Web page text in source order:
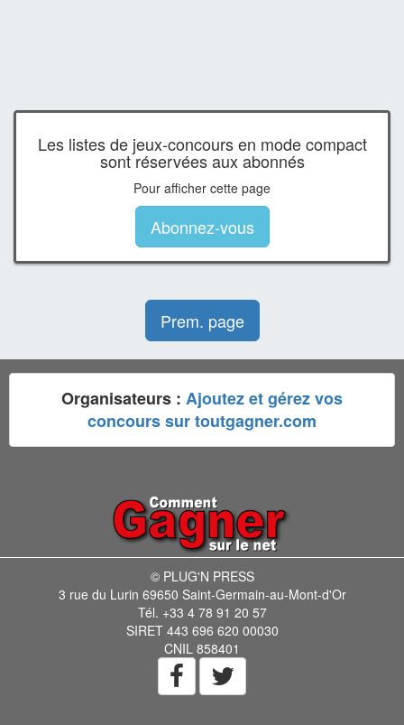
Les listes de jeux-concours en mode compact
sont réservées aux abonnés
Pour afficher cette page
Abonnez-vous
Prem. page
Organisateurs : Ajoutez et gérez vos
concours sur toutgagner.com
© PLUG'N PRESS
3 rue du Lurin 69650 Saint-Germain-au-Mont-d'Or
Tél. +33 4 78 91 20 57
SIRET 443 696 620 00030
CNIL 858401